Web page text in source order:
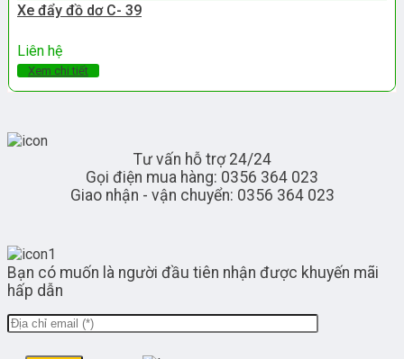
Xe đẩy đồ dơ C- 39
Liên hệ
Xem chi tiết
Tư vấn hỗ trợ 24/24
Gọi điện mua hàng: 0356 364 023
Giao nhận - vận chuyển: 0356 364 023
Bạn có muốn là người đầu tiên nhận được khuyến mãi
hấp dẫn